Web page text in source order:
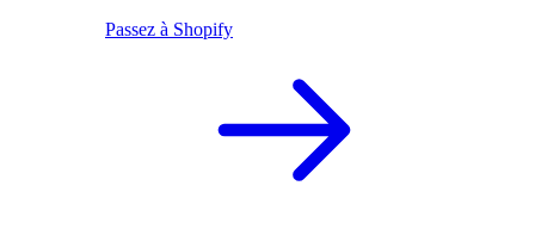
Passez à Shopify